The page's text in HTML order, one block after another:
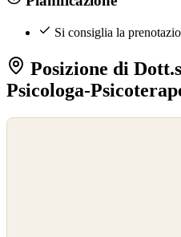
Si consiglia la
Posizione di
Psicologa-